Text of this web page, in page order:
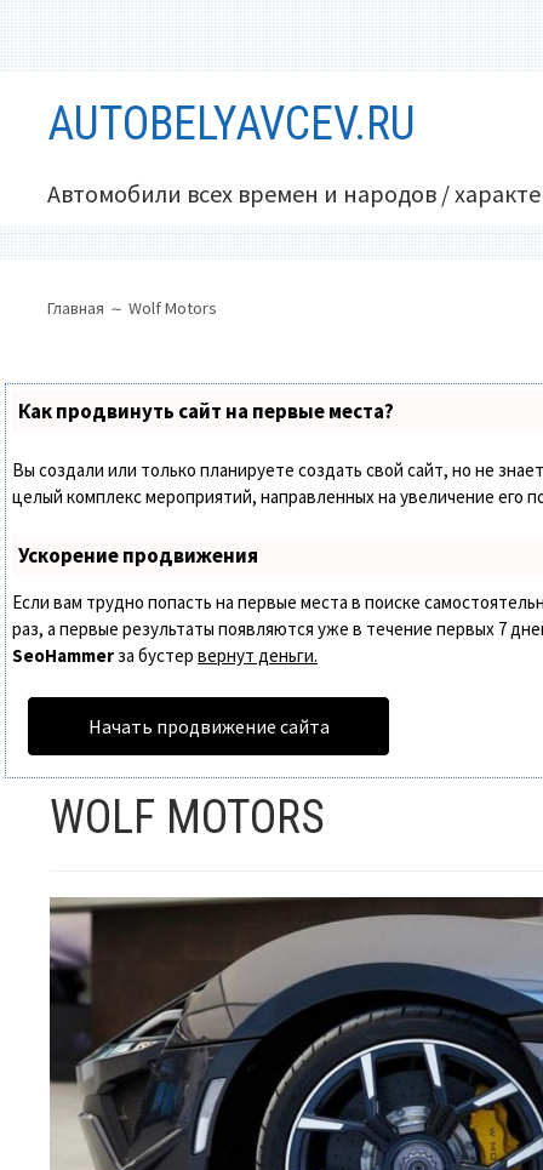
содержимомуAUTOBELYAVCEV.RU
Автомобили всех времен и народов /
МЕНЮ
САЙТЕ
(ХЛЕБНЫЕ
КРОШКИ)
Главная Wolf Motors
Как продвинуть сайт на первые места?
Вы создали или только планируете создать свой сайт, но не
целый комплекс мероприятий, направленных на увеличение его
Ускорение продвижения
Если вам трудно попасть на первые места в поиске
раз, а первые результаты появляются уже в течение первых 7
SeoHammerза бустервернут деньги.
Начать продвижение сайта
WOLF MOTORS